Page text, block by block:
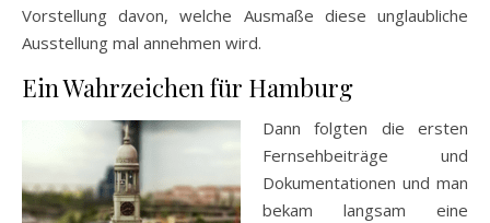
Vorstellung davon, welche Ausmaße diese unglaubliche
Ausstellung mal annehmen wird.
Ein Wahrzeichen für Hamburg
Dann folgten die ersten
Fernsehbeiträge und
Dokumentationen und man
bekam langsam eine